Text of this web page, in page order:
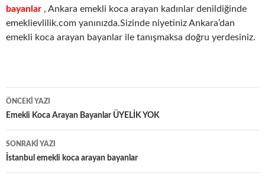
bayanlar , Ankara emekli koca arayan kadınlar denildiğinde
emeklievlilik.com yanınızda.Sizinde niyetiniz Ankara’dan
emekli koca arayan bayanlar ile tanışmaksa doğru yerdesiniz.
Yazı
dolaşımı
ÖNCEKI YAZI
Emekli Koca Arayan Bayanlar ÜYELİK YOK
SONRAKI YAZI
İstanbul emekli koca arayan bayanlar